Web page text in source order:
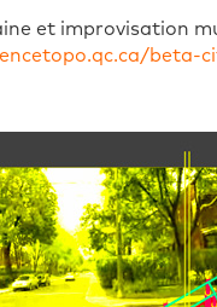
et improvisation
beta-